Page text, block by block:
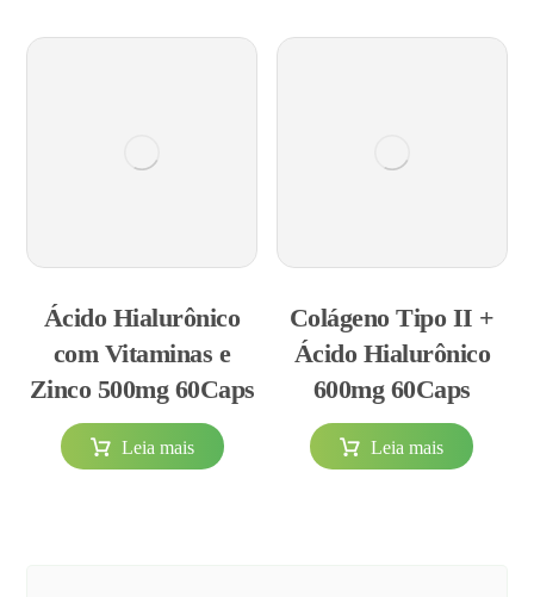
Ácido Hialurônico
com Vitaminas e
Zinco 500mg 60Caps
Leia mais
Colágeno Tipo II +
Ácido Hialurônico
600mg 60Caps
Leia mais